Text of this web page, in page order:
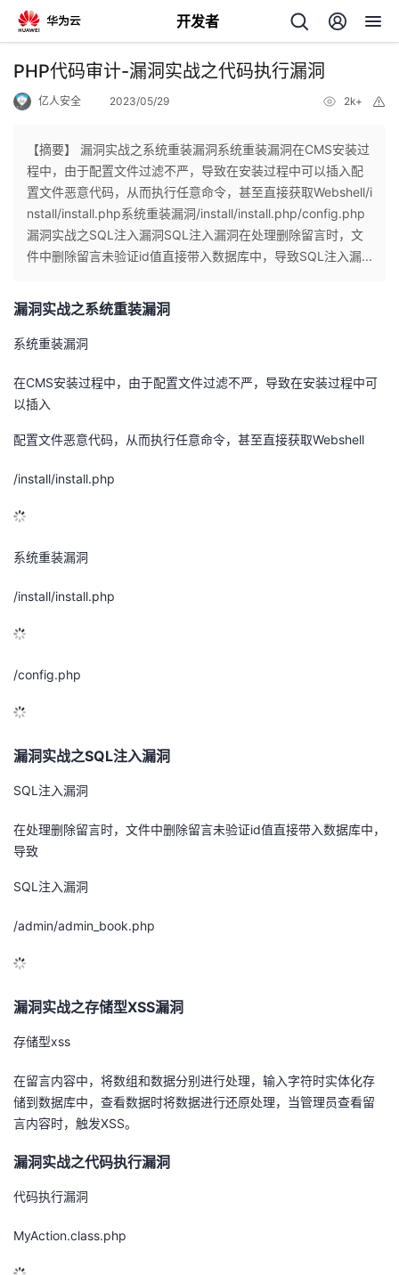
开发者
返
个
人
主
页
我
的
开
发
者
我
博
客
的
论
我
的
我
我
的
开
发
者
学
堂
我
藏
我
的
我
支
持
我
的
术
我
云
PHP代码审计-漏洞实战之代码执行漏洞
亿人安全 2023/05/29 2k+
【摘要】 漏洞实战之系统重装漏洞系统重装漏洞在CMS安装过
程中，由于配置文件过滤不严，导致在安装过程中可以插入配
置文件恶意代码，从而执行任意命令，甚至直接获取Webshell/i
nstall/install.php系统重装漏洞/install/install.php/config.php
漏洞实战之SQL注入漏洞SQL注入漏洞在处理删除留言时，文
件中删除留言未验证id值直接带入数据库中，导致SQL注入漏...
漏洞实战之系统重装漏洞
系统重装漏洞
在CMS安装过程中，由于配置文件过滤不严，导致在安装过程中可
以插入
配置文件恶意代码，从而执行任意命令，甚至直接获取Webshell
/install/install.php
系统重装漏洞
/install/install.php
/config.php
漏洞实战之SQL注入漏洞
SQL注入漏洞
在处理删除留言时，文件中删除留言未验证id值直接带入数据库中，
导致
SQL注入漏洞
/admin/admin_book.php
漏洞实战之存储型XSS漏洞
存储型xss
在留言内容中，将数组和数据分别进行处理，输入字符时实体化存
储到数据库中，查看数据时将数据进行还原处理，当管理员查看留
言内容时，触发XSS。
漏洞实战之代码执行漏洞
代码执行漏洞
MyAction.class.php